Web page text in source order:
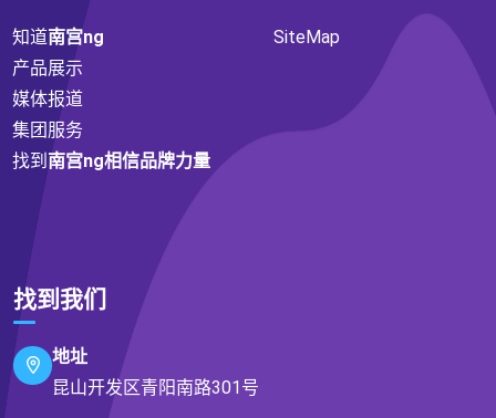
知道南宫ng
产品展示
媒体报道
集团服务
找到 南宫ng相信品牌力量
SiteMap
找到我们
地址
昆山开发区青阳南路301号